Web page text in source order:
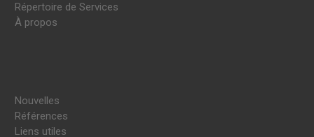
Répertoire de Services
À propos
Nouvelles
Références
Liens utiles